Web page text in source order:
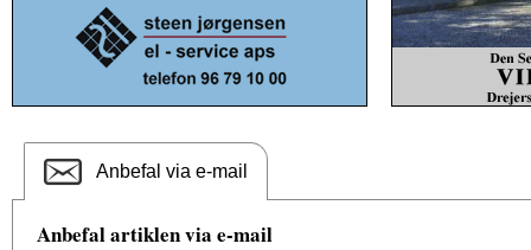
Anbefal via e-mail
Anbefal artiklen via e-mail